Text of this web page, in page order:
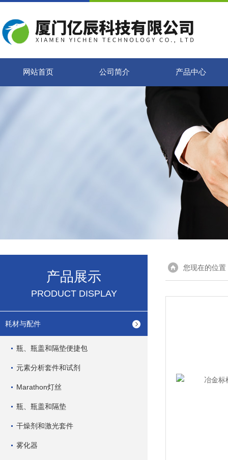
网站首页 公司简介 产品中心
产品展示
PRODUCT DISPLAY
耗材与配件
瓶、瓶盖和隔垫便捷包
元素分析套件和试剂
Marathon灯丝
瓶、瓶盖和隔垫
干燥剂和激光套件
雾化器
您现在的位置